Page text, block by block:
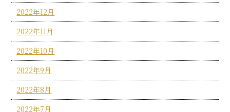
2022年12月
2022年11月
2022年10月
2022年9月
2022年8月
2022年7月